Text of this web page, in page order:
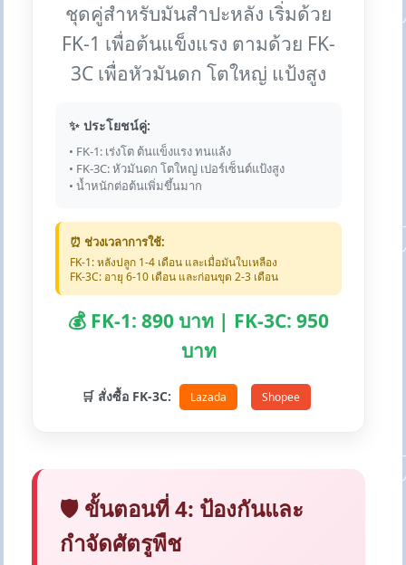
ชุดคู่สำหรับมันสำปะหลัง เริ่มด้วย
FK-1 เพื่อต้นแข็งแรง ตามด้วย FK-
3C เพื่อหัวมันดก โตใหญ่ แป้งสูง
✨ ประโยชน์คู่:
• FK-1: เร่งโต ต้นแข็งแรง ทนแล้ง
• FK-3C: หัวมันดก โตใหญ่ เปอร์เซ็นต์แป้งสูง
• น้ำหนักต่อต้นเพิ่มขึ้นมาก
⏰ ช่วงเวลาการใช้:
FK-1: หลังปลูก 1-4 เดือน และเมื่อมันใบเหลือง
FK-3C: อายุ 6-10 เดือน และก่อนขุด 2-3 เดือน
💰 FK-1: 890 บาท | FK-3C: 950
บาท
🛒 สั่งซื้อ FK-3C: Lazada Shopee
🛡️ ขั้นตอนที่ 4: ป้องกันและ
กำจัดศัตรูพืช